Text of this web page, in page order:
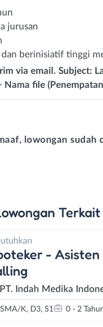
jurusan
berinisiatif tinggi
via email. Subject:
file
lowongan sudah
Terkait
-
PT. Indah Medika
SMA/K, D3, S1 0 - 2